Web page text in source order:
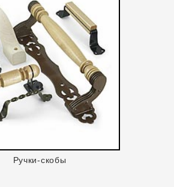
Ручки-скобы